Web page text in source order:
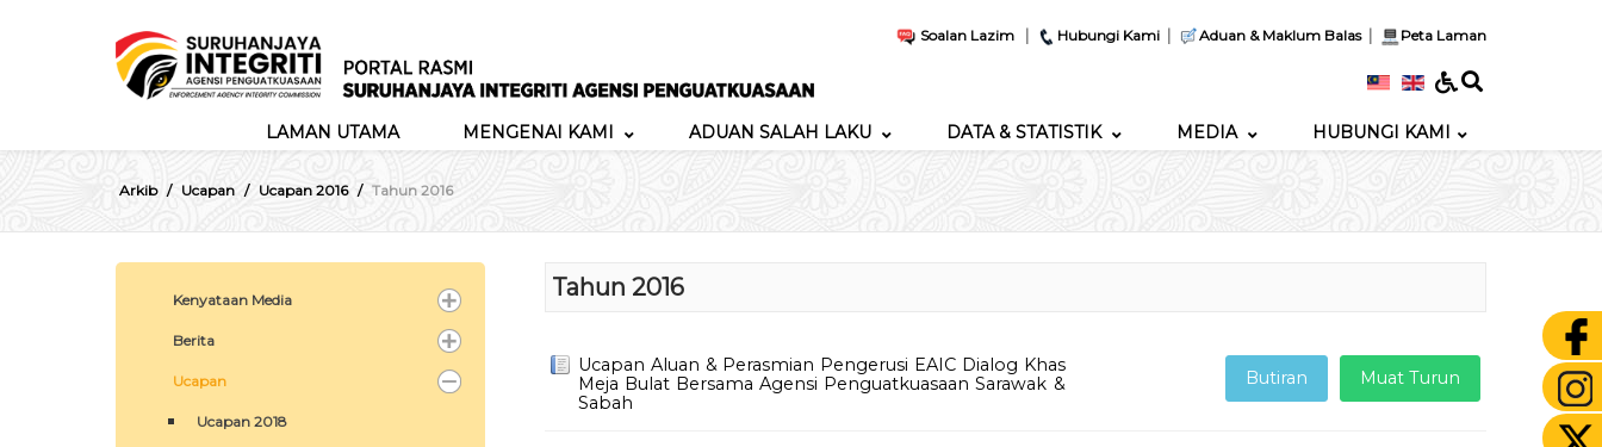
Soalan Lazim | Hubungi Kami | Aduan & Maklum Balas| Peta Laman
LAMAN UTAMA MENGENAI KAMI ADUAN SALAH LAKU DATA & STATISTIK MEDIA HUBUNGI KAMI
Arkib Ucapan Ucapan 2016 Tahun 2016
Kenyataan Media
Berita
Ucapan
Ucapan 2018
Tahun 2016
Ucapan Aluan & Perasmian Pengerusi EAIC Dialog Khas
Meja Bulat Bersama Agensi Penguatkuasaan Sarawak &
Sabah
Muat Turun
Butiran